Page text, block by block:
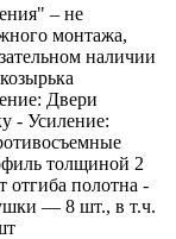
– не
монтажа,
наличии
Двери
- Усиление:
толщиной 2
отгиба полотна -
— 8 шт., в т.ч.